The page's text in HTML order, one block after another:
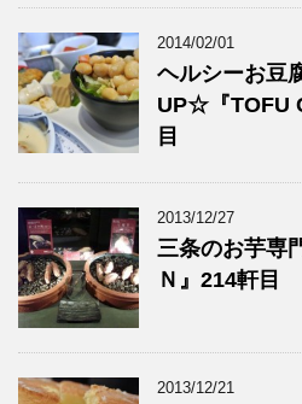
2014/02/01
ヘルシーお豆
UP☆『TOFU
目
2013/12/27
三条のお芋専
Ｎ』214軒目
2013/12/21